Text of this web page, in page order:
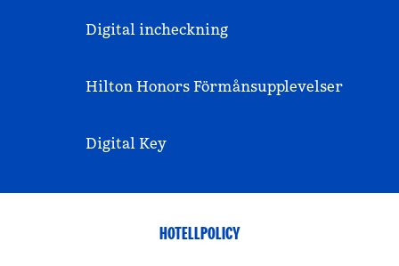
Digital incheckning
Hilton Honors Förmånsupplevelser
Digital Key
HOTELLPOLICY